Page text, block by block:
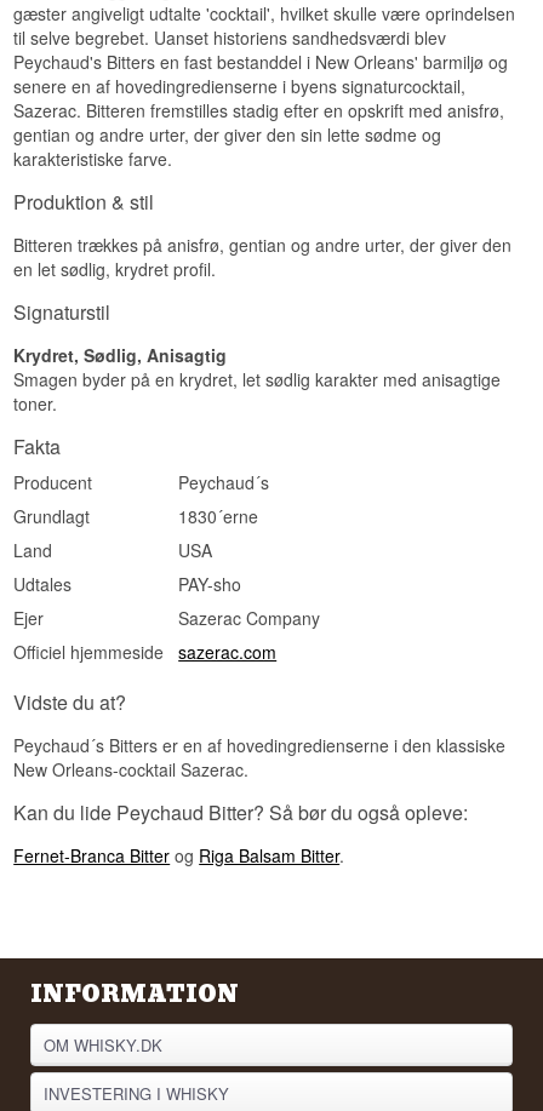
gæster angiveligt udtalte 'cocktail', hvilket skulle være oprindelsen
til selve begrebet. Uanset historiens sandhedsværdi blev
Peychaud's Bitters en fast bestanddel i New Orleans' barmiljø og
senere en af hovedingredienserne i byens signaturcocktail,
Sazerac. Bitteren fremstilles stadig efter en opskrift med anisfrø,
gentian og andre urter, der giver den sin lette sødme og
karakteristiske farve.
Produktion & stil
Bitteren trækkes på anisfrø, gentian og andre urter, der giver den
en let sødlig, krydret profil.
Signaturstil
Krydret, Sødlig, Anisagtig
Smagen byder på en krydret, let sødlig karakter med anisagtige
toner.
Fakta
Producent
Peychaud´s
Grundlagt
1830´erne
Land
USA
Udtales
PAY-sho
Ejer
Sazerac Company
Officiel hjemmeside
sazerac.com
Vidste du at?
Peychaud´s Bitters er en af hovedingredienserne i den klassiske
New Orleans-cocktail Sazerac.
Kan du lide Peychaud Bitter? Så bør du også opleve:
Fernet-Branca Bitter og Riga Balsam Bitter.
INFORMATION
OM WHISKY.DK
INVESTERING I WHISKY